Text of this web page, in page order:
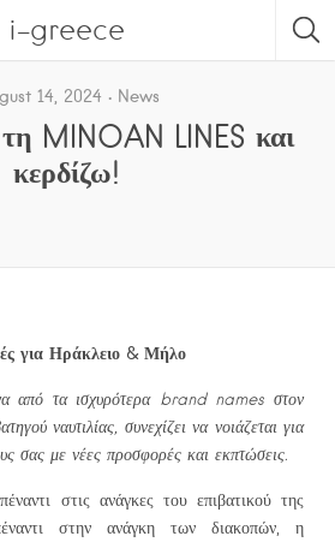
i-greece
14, 2024 News
MINOAN LINES και
κερδίζω!
για Ηράκλειο & Μήλο
από τα ισχυρότερα brand names στον
ναυτιλίας, συνεχίζει να νοιάζεται για
σας με νέες προσφορές και εκπτώσεις.
στις ανάγκες του επιβατικού της
στην ανάγκη των διακοπών, η